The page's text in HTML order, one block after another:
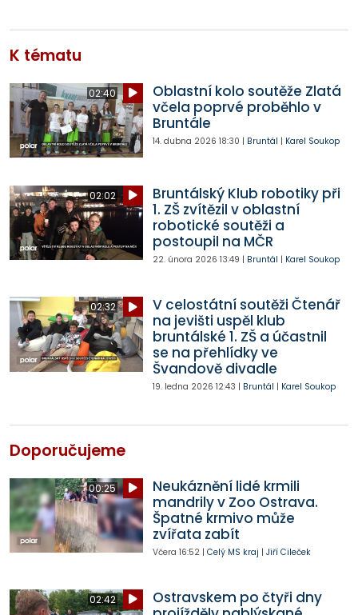
K tématu
02:40
Oblastní kolo soutěže Zlatá
včela poprvé proběhlo v
Bruntále
14. dubna 2026 18:30 | Bruntál | Karel Soukop
02:02
Bruntálský Klub robotiky při
1. ZŠ zvítězil v oblastní
robotické soutěži a
postoupil na MČR
22. února 2026 13:49 | Bruntál | Karel Soukop
02:32
V celostátní soutěži Čtenář
na jevišti uspěl klub
bruntálské 1. ZŠ a účastnil
se na přehlídky ve
Švandově divadle
19. ledna 2026 12:43 | Bruntál | Karel Soukop
Doporučujeme
00:25
Neukáznění lidé krmili
mandrily v Zoo Ostrava.
Špatné krmivo může
zvířata zabít
Včera 16:52| Celý MS kraj | Jiří Cileček
02:42
Ostravskem po čtyři dny